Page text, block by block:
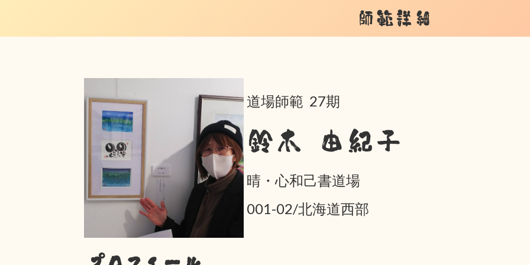
師範詳細
道場師範 27期
鈴木 由紀子
晴・心和己書道場
001-02/北海道西部